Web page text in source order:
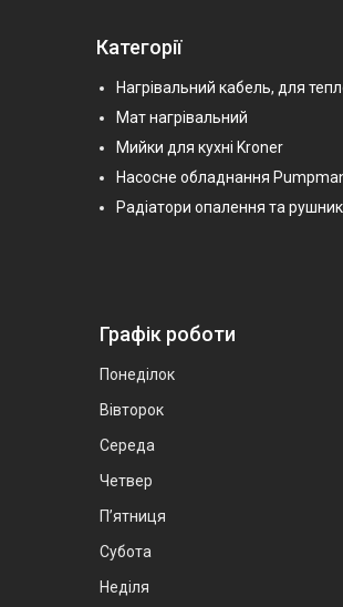
Категорії
Нагрівальний кабель, для
Мат нагрівальний
Мийки для кухні Kroner
Насосне обладнання
Радіатори опалення та
Графік роботи
Понеділок
Вівторок
Середа
Четвер
Пʼятниця
Субота
Неділя